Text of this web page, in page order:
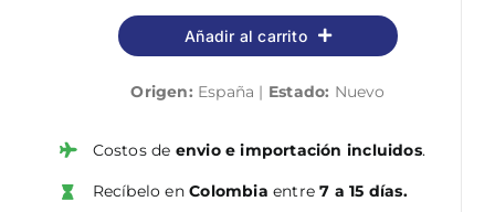
Medio
Sanitario
Cuidados
de
Servicio
Añadir al carrito
Origen: España | Estado: Nuevo
Costos de envio e importación incluidos.
Recíbelo enColombia entre7 a 15 días.